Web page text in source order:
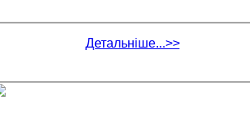
Детальніше...>>